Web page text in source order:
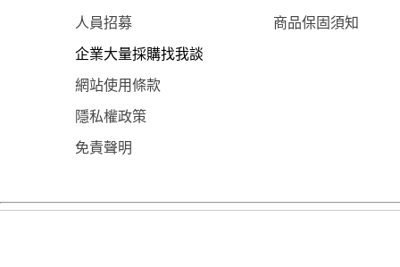
人員招募 商品保固須知
企業大量採購找我談
網站使用條款
隱私權政策
免責聲明